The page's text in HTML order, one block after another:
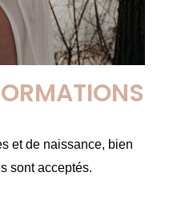
et de naissance, bien
sont acceptés.